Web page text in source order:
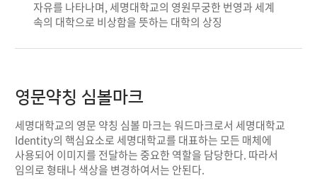
자유를 나타나며, 세명대학교의 영원무궁한 번영과 세계
속의 대학으로 비상함을 뜻하는 대학의 상징
영문약칭 심볼마크
세명대학교의 영문 약칭 심볼 마크는 워드마크로서 세명대학교
Identity의 핵심요소로 세명대학교를 대표하는 모든 매체에
사용되어 이미지를 전달하는 중요한 역할을 담당한다. 따라서
임의로 형태나 색상을 변경하여서는 안된다.